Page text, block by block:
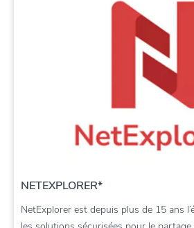
NETEXPLORER*
NetExplorer est depuis plus de 15 ans